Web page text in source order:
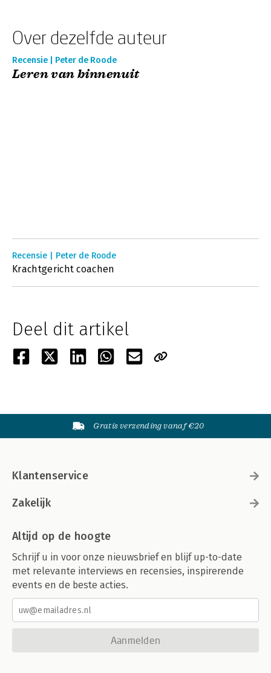
Over dezelfde auteur
Recensie | Peter de Roode
Leren van binnenuit
Recensie | Peter de Roode
Krachtgericht coachen
Deel dit artikel
Gratis verzending vanaf €20
Klantenservice
Zakelijk
Altijd op de hoogte
Schrijf u in voor onze nieuwsbrief en blijf up-to-date
met relevante interviews en recensies, inspirerende
events en de beste acties.
Aanmelden